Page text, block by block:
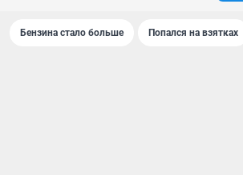
Бензина стало больше Попался на взятках